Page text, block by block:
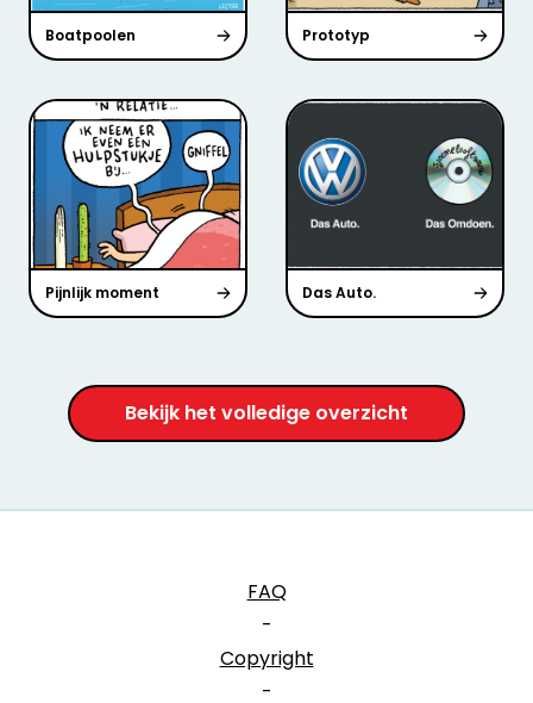
Boatpoolen Prototyp
Pijnlijk moment Das Auto.
Bekijk het volledige overzicht
FAQ
-
Copyright
-